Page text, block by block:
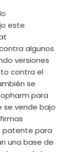
este
algunos
versiones
contra el
se
para
se vende bajo
patente para
una base de